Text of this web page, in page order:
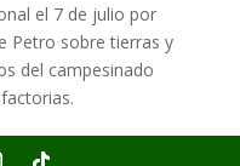
el 7 de julio por
Petro sobre tierras y
del campesinado